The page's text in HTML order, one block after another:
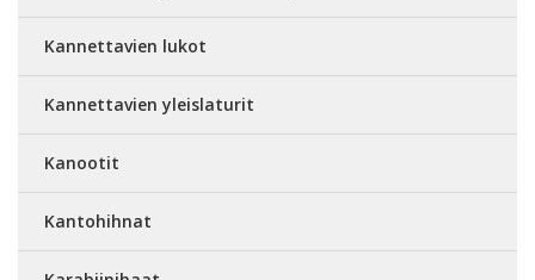
Kannettavien lukot
Kannettavien yleislaturit
Kanootit
Kantohihnat